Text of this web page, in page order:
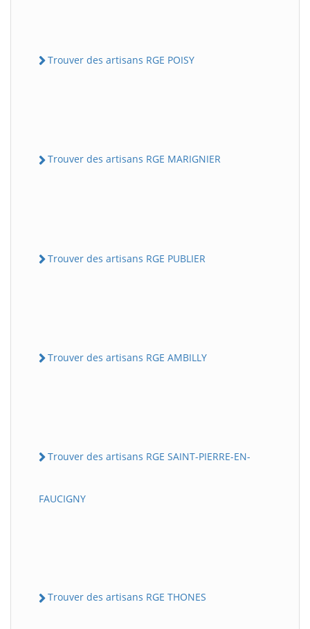
Trouver des artisans RGE POISY
Trouver des artisans RGE MARIGNIER
Trouver des artisans RGE PUBLIER
Trouver des artisans RGE AMBILLY
Trouver des artisans RGE SAINT-PIERRE-EN-
FAUCIGNY
Trouver des artisans RGE THONES